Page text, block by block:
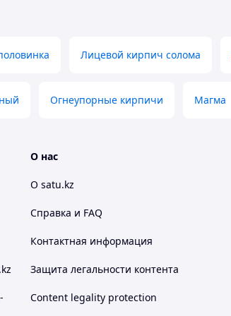
кирпич не
сокращают
Лицевой кирпич солома
Огнеупорные кирпичи Магма
О нас
О satu.kz
Справка и FAQ
Контактная информация
Защита легальности контента
Content legality protection